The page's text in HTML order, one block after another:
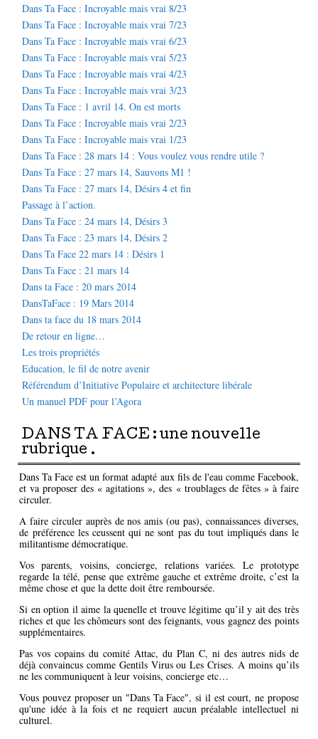
Dans Ta Face : Incroyable mais vrai 8/23
Dans Ta Face : Incroyable mais vrai 7/23
Dans Ta Face : Incroyable mais vrai 6/23
Dans Ta Face : Incroyable mais vrai 5/23
Dans Ta Face : Incroyable mais vrai 4/23
Dans Ta Face : Incroyable mais vrai 3/23
Dans Ta Face : 1 avril 14. On est morts
Dans Ta Face : Incroyable mais vrai 2/23
Dans Ta Face : Incroyable mais vrai 1/23
Dans Ta Face : 28 mars 14 : Vous voulez vous rendre utile ?
Dans Ta Face : 27 mars 14, Sauvons M1 !
Dans Ta Face : 27 mars 14, Désirs 4 et fin
Passage à l’action.
Dans Ta Face : 24 mars 14, Désirs 3
Dans Ta Face : 23 mars 14, Désirs 2
Dans Ta Face 22 mars 14 : Désirs 1
Dans Ta Face : 21 mars 14
Dans ta Face : 20 mars 2014
DansTaFace : 19 Mars 2014
Dans ta face du 18 mars 2014
De retour en ligne…
Les trois propriétés
Education, le fil de notre avenir
Référendum d’Initiative Populaire et architecture libérale
Un manuel PDF pour l’Agora
DANS TA FACE : une nouvelle
rubrique .
Dans Ta Face est un format adapté aux fils de l'eau comme Facebook,
et va proposer des « agitations », des « troublages de fêtes » à faire
circuler.
A faire circuler auprès de nos amis (ou pas), connaissances diverses,
de préférence les ceussent qui ne sont pas du tout impliqués dans le
militantisme démocratique.
Vos parents, voisins, concierge, relations variées. Le prototype
regarde la télé, pense que extrême gauche et extrême droite, c’est la
même chose et que la dette doit être remboursée.
Si en option il aime la quenelle et trouve légitime qu’il y ait des très
riches et que les chômeurs sont des feignants, vous gagnez des points
supplémentaires.
Pas vos copains du comité Attac, du Plan C, ni des autres nids de
déjà convaincus comme Gentils Virus ou Les Crises. A moins qu’ils
ne les communiquent à leur voisins, concierge etc…
Vous pouvez proposer un "Dans Ta Face", si il est court, ne propose
qu'une idée à la fois et ne requiert aucun préalable intellectuel ni
culturel.